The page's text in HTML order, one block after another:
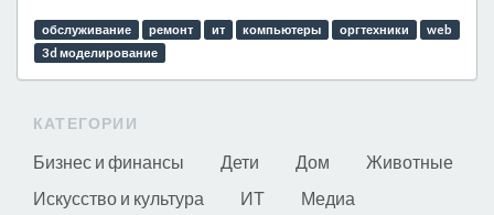
обслуживание ремонт ит компьютеры оргтехники
web
3d моделирование
КАТЕГОРИИ
Бизнес и финансы Дети Дом
Животные
Искусство и культура
ИТ
Медиа